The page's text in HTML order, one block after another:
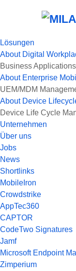
Lösungen
AboutDigital
Business Applications
AboutEnterprise
UEM/MDM
AboutDevice
Device Life Cycle
Unternehmen
Über uns
Jobs
News
Shortlinks
MobileIron
Crowdstrike
AppTec360
CAPTOR
CodeTwo Signatures
Jamf
Microsoft Endpoint
Zimperium